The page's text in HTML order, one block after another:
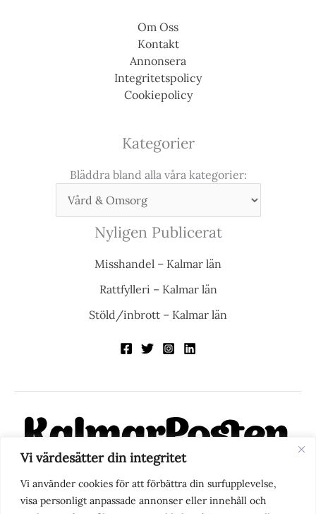
Vi värdesätter din integritet
Vi använder cookies för att förbättra din surfupplevelse,
visa personligt anpassade annonser eller innehåll och
Om Oss
Kontakt
Annonsera
Integritetspolicy
Cookiepolicy
Kategorier
Bläddra bland alla våra kategorier:
Nyligen Publicerat
Misshandel – Kalmar län
Rattfylleri – Kalmar län
Stöld/inbrott – Kalmar län
KalmarPosten är en modern lokalnyhetstidning på nätet. Med
fokus på Kalmarregionen, men också med blick för det större
perspektivet, vill vi vara din självklara kanal för nyheter,